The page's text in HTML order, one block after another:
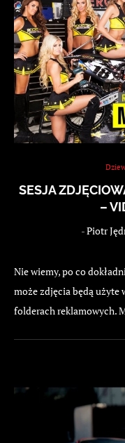
SESJA
–
-Piotr
Nie wiemy, po co
może zdjęcia będą użyte
folderach reklamowych.